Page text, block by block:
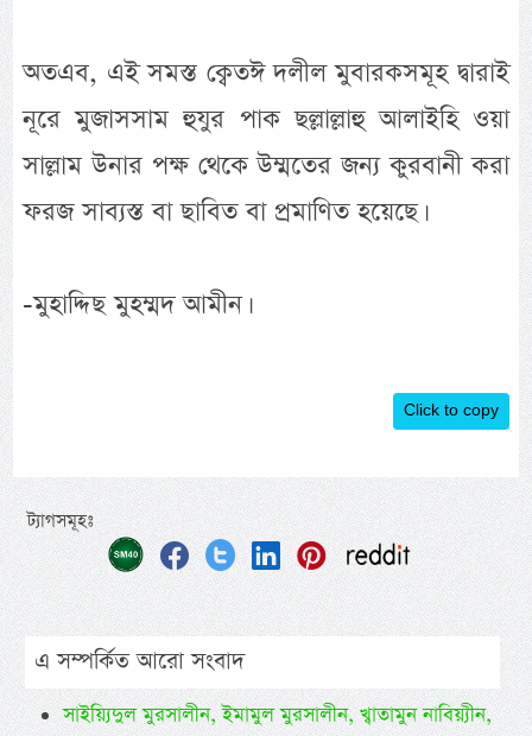
অতএব, এই সমস্ত ক্বেতঈ দলীল মুবারকসমূহ দ্বারাই
নূরে মুজাসসাম হুযুর পাক ছল্লাল্লাহু আলাইহি ওয়া
সাল্লাম উনার পক্ষ থেকে উম্মতের জন্য কুরবানী করা
ফরজ সাব্যস্ত বা ছাবিত বা প্রমাণিত হয়েছে।
-মুহাদ্দিছ মুহম্মদ আমীন।
Click to copy
ট্যাগসমূহঃ
এ সম্পর্কিত আরো সংবাদ
সাইয়্যিদুল মুরসালীন, ইমামুল মুরসালীন, খ্বাতামুন নাবিয়্যীন,